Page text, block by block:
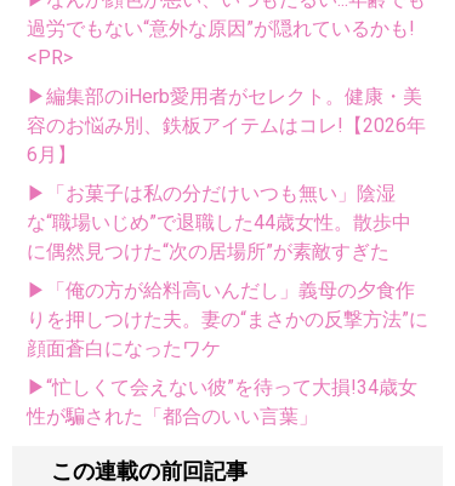
過労でもない“意外な原因”が隠れているかも!
<PR>
▶編集部のiHerb愛用者がセレクト。健康・美
容のお悩み別、鉄板アイテムはコレ!【2026年
6月】
▶「お菓子は私の分だけいつも無い」陰湿
な“職場いじめ”で退職した44歳女性。散歩中
に偶然見つけた“次の居場所”が素敵すぎた
▶「俺の方が給料高いんだし」義母の夕食作
りを押しつけた夫。妻の“まさかの反撃方法”に
顔面蒼白になったワケ
▶“忙しくて会えない彼”を待って大損!34歳女
性が騙された「都合のいい言葉」
この連載の前回記事